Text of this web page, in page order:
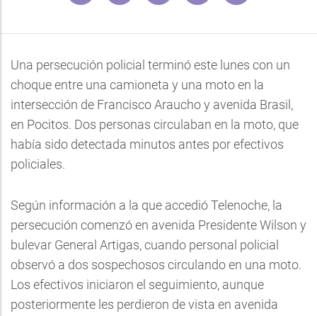
Una persecución policial terminó este lunes con un
choque entre una camioneta y una moto en la
intersección de Francisco Araucho y avenida Brasil,
en Pocitos. Dos personas circulaban en la moto, que
había sido detectada minutos antes por efectivos
policiales.
Según información a la que accedió Telenoche, la
persecución comenzó en avenida Presidente Wilson y
bulevar General Artigas, cuando personal policial
observó a dos sospechosos circulando en una moto.
Los efectivos iniciaron el seguimiento, aunque
posteriormente les perdieron de vista en avenida